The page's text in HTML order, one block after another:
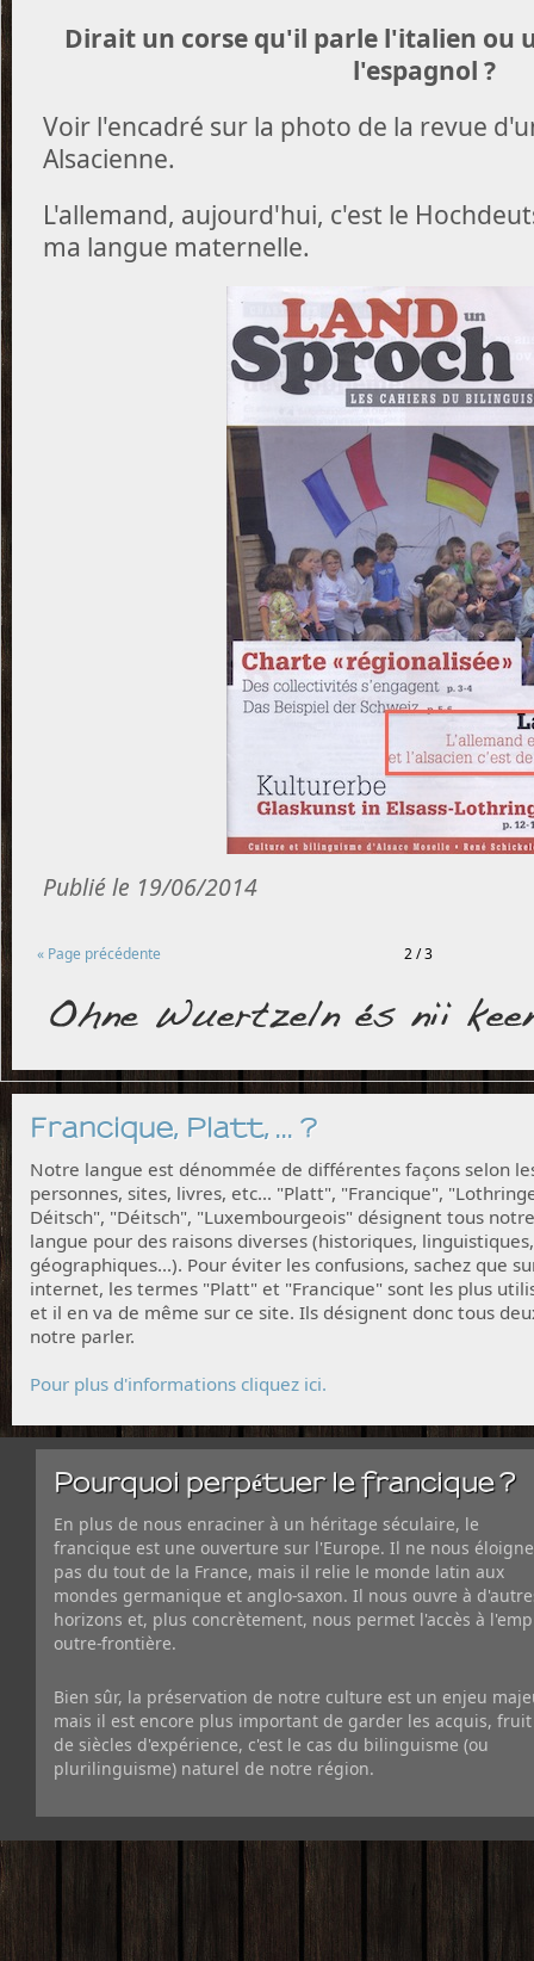
Dirait un corse qu'il parle l'italien ou
l'espagnol ?
Voir l'encadré sur la photo de la revue
Alsacienne.
L'allemand, aujourd'hui, c'est le
ma langue maternelle.
Publié le 19/06/2014
« Page précédente 2 / 3
Francique, Platt, ... ?
Notre langue est dénommée de différentes façons selon
personnes, sites, livres, etc... "Platt", "Francique",
Déitsch", "Déitsch", "Luxembourgeois" désignent tous notre
langue pour des raisons diverses (historiques, linguistiques,
géographiques...). Pour éviter les confusions, sachez que
internet, les termes "Platt" et "Francique" sont les plus
et il en va de même sur ce site. Ils désignent donc tous
notre parler.
Pour plus d'informations cliquez ici.
Pourquoi perpétuer le francique ?
En plus de nous enraciner à un héritage séculaire, le
francique est une ouverture sur l'Europe. Il ne nous éloigne
pas du tout de la France, mais il relie le monde latin aux
mondes germanique et anglo-saxon. Il nous ouvre à
horizons et, plus concrètement, nous permet l'accès à
outre-frontière.
Bien sûr, la préservation de notre culture est un enjeu
mais il est encore plus important de garder les acquis, fruit
de siècles d'expérience, c'est le cas du bilinguisme (ou
plurilinguisme) naturel de notre région.